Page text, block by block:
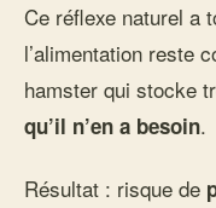
Ce réflexe naturel a
l’alimentation reste
hamster qui stocke
qu’il n’en a besoin.
Résultat : risque de